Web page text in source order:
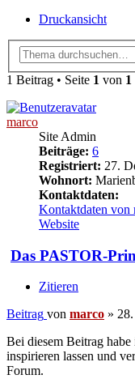
Druckansicht
1 Beitrag • Seite 1 von 1
marco
Site Admin
Beiträge: 6
Registriert: 27.
Wohnort:
Kontaktdaten:
Kontaktdaten von
Website
Das PASTOR-
Zitieren
Beitrag von marco »
Bei diesem Beitrag
inspirieren lassen und
Forum.